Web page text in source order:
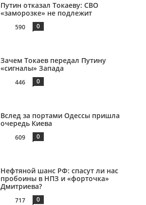
Путин отказал Токаеву: СВО
«заморозке» не подлежит
590 0
Зачем Токаев передал Путину
«сигналы» Запада
446 0
Вслед за портами Одессы пришла
очередь Киева
609 0
Нефтяной шанс РФ: спасут ли нас
пробоины в НПЗ и «форточка»
Дмитриева?
717 0